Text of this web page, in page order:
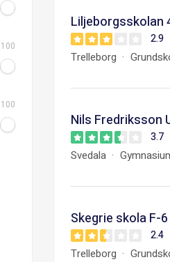
100
100
Liljeborgsskolan
2.9
Trelleborg
Nils Fredriksson
3.7
Svedala
Skegrie skola F-6
2.4
Trelleborg